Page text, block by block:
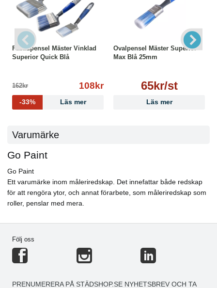
Fasadpensel Mäster Vinklad
Superior Quick Blå
162kr 108kr
-33% Läs mer
Ovalpensel Mäster Superior
Max Blå 25mm
65kr/st
Läs mer
Varumärke
Go Paint
Go Paint
Ett varumärke inom måleriredskap. Det innefattar både redskap
för att rengöra ytor, och annat förarbete, som måleriredskap som
roller, penslar med mera.
Följ oss
PRENUMERERA PÅ STÄDSHOP.SE NYHETSBREV OCH TA